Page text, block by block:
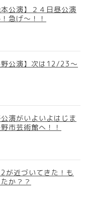
公演】２４日昼公演
急げ～！！
野公演】次は12/23～
演がいよいよはじま
市芸術館へ！！
が近づいてきた！も
か？？